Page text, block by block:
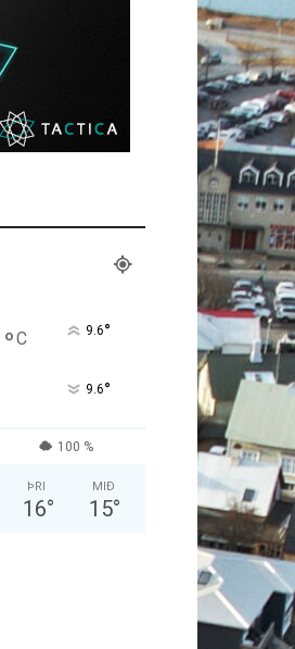
°C 9.6°
9.6°
100 %
ÞRI
16°
MIÐ
15°